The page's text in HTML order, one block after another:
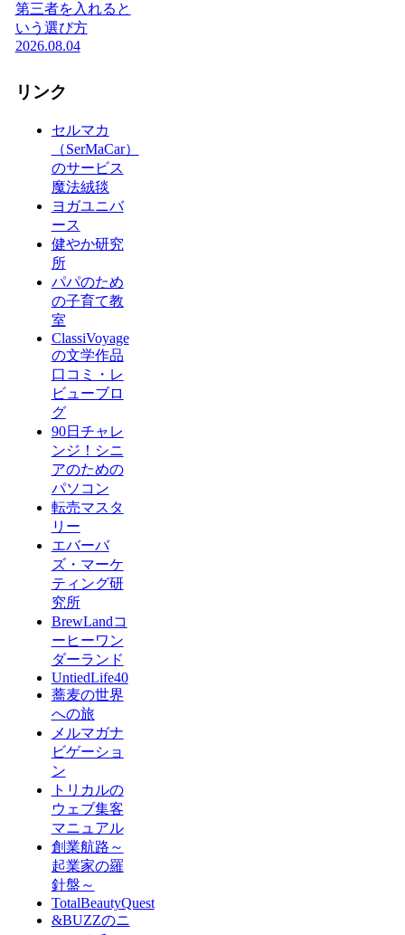
第三者を入れると
いう選び方
2026.08.04
リンク
セルマカ
（SerMaCar）
のサービス
魔法絨毯
ヨガユニバ
ース
健やか研究
所
パパのため
の子育て教
室
ClassiVoyage
の文学作品
口コミ・レ
ビューブロ
グ
90日チャレ
ンジ！シニ
アのための
パソコン
転売マスタ
リー
エバーバ
ズ・マーケ
ティング研
究所
BrewLandコ
ーヒーワン
ダーランド
UntiedLife40
蕎麦の世界
への旅
メルマガナ
ビゲーショ
ン
トリカルの
ウェブ集客
マニュアル
創業航路～
起業家の羅
針盤～
TotalBeautyQuest
&BUZZのニ